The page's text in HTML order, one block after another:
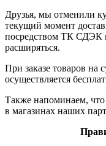
Друзья, мы отменили
текущий момент
посредством ТК СДЭК
расширяться.
При заказе товаров на
осуществляется
Также напоминаем,
в магазинах наших